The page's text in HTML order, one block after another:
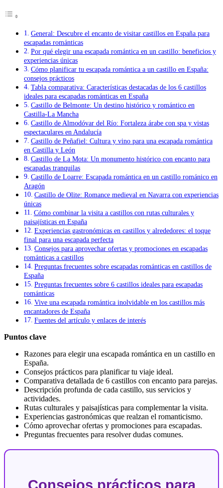
General: Descubre el encanto de visitar castillos en España para
escapadas románticas
Por qué elegir una escapada romántica en un castillo: beneficios y
experiencias únicas
Cómo planificar tu escapada romántica a un castillo en España:
consejos prácticos
Tabla comparativa: Características destacadas de los 6 castillos
ideales para escapadas románticas en España
Castillo de Belmonte: Un destino histórico y romántico en
Castilla-La Mancha
Castillo de Almodóvar del Río: Fortaleza árabe con spa y vistas
espectaculares en Andalucía
Castillo de Peñafiel: Cultura y vino para una escapada romántica
en Castilla y León
Castillo de La Mota: Un monumento histórico con encanto para
escapadas tranquilas
Castillo de Loarre: Escapada romántica en un castillo románico en
Aragón
Castillo de Olite: Romance medieval en Navarra con experiencias
únicas
Cómo combinar la visita a castillos con rutas culturales y
paisajísticas en España
Experiencias gastronómicas en castillos y alrededores: el toque
final para una escapada perfecta
Consejos para aprovechar ofertas y promociones en escapadas
románticas a castillos
Preguntas frecuentes sobre escapadas románticas en castillos de
España
Preguntas frecuentes sobre 6 castillos ideales para escapadas
románticas
Vive una escapada romántica inolvidable en los castillos más
encantadores de España
Fuentes del artículo y enlaces de interés
Puntos clave
Razones para elegir una escapada romántica en un castillo en
España.
Consejos prácticos para planificar tu viaje ideal.
Comparativa detallada de 6 castillos con encanto para parejas.
Descripción profunda de cada castillo, sus servicios y
actividades.
Rutas culturales y paisajísticas para complementar la visita.
Experiencias gastronómicas que realzan el romanticismo.
Cómo aprovechar ofertas y promociones para escapadas.
Preguntas frecuentes para resolver dudas comunes.